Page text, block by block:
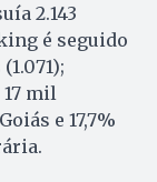
2.143
é seguido
mil
e 17,7%